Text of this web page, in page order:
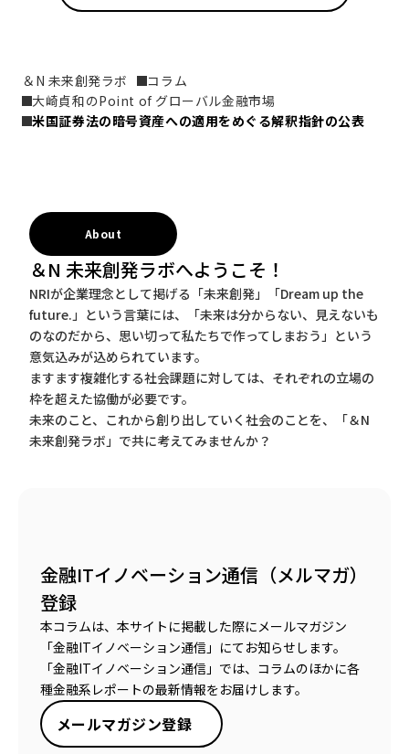
＆N 未来創発ラボ
コラム
大崎貞和のPoint of グローバル金融市場
米国証券法の暗号資産への適用をめぐる解釈指針の公表
About
＆N 未来創発ラボへようこそ！
NRIが企業理念として掲げる「未来創発」「Dream up the
future.」という言葉には、「未来は分からない、見えないも
のなのだから、思い切って私たちで作ってしまおう」という
意気込みが込められています。
ますます複雑化する社会課題に対しては、それぞれの立場の
枠を超えた協働が必要です。
未来のこと、これから創り出していく社会のことを、「＆N
未来創発ラボ」で共に考えてみませんか？
金融ITイノベーション通信（メルマガ）
登録
本コラムは、本サイトに掲載した際にメールマガジン
「金融ITイノベーション通信」にてお知らせします。
「金融ITイノベーション通信」では、コラムのほかに各
種金融系レポートの最新情報をお届けします。
メールマガジン登録